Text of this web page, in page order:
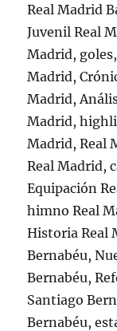
Real Madrid
Juvenil Real
Madrid,
Madrid,
Madrid,
Madrid,
Madrid, Real
Real Madrid,
Equipación
himno Real
Historia Real
Bernabéu,
Bernabéu,
Santiago
Bernabéu,